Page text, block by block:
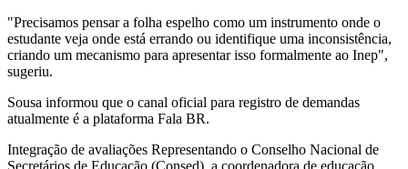
"Precisamos pensar a folha espelho como um instrumento onde o
estudante veja onde está errando ou identifique uma inconsistência,
criando um mecanismo para apresentar isso formalmente ao Inep",
sugeriu.
Sousa informou que o canal oficial para registro de demandas
atualmente é a plataforma Fala BR.
Integração de avaliações Representando o Conselho Nacional de
Secretários de Educação (Consed), a coordenadora de educação